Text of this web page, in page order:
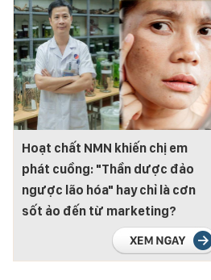
Hoạt chất NMN khiến chị em
phát cuồng: "Thần dược đảo
ngược lão hóa" hay chỉ là cơn
sốt ảo đến từ marketing?